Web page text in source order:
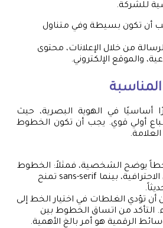
للشركة.
أن تكون بسيطة وفي متناول
من خلال الإعلانات، محتوى
والموقع الإلكتروني.
أساسيًا في الهوية البصرية، حيث
أولي قوي. يجب أن تكون الخطوط
يوضح الشخصية، فمثلاً: الخطوط
serif تنقل الاحترافية، بينما sans-serif تمنح
أن تؤدي الغلطات في اختيار الخط إلى
التأكد من اتساق الخطوط بين
الرقمية هو أمر بالغ الأهمية.